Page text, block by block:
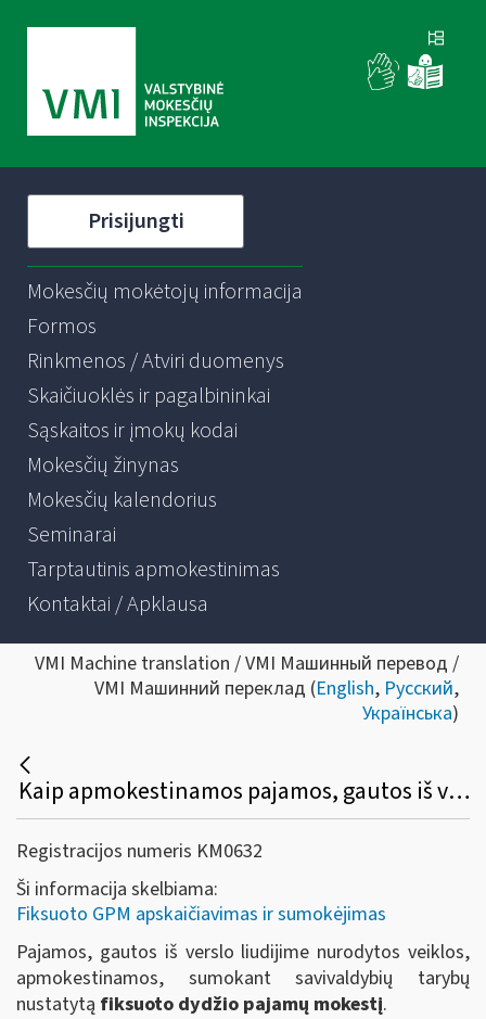
Prisijungti
Mokesčių mokėtojų informacija
Formos
Rinkmenos / Atviri duomenys
Skaičiuoklės ir pagalbininkai
Sąskaitos ir įmokų kodai
Mokesčių žinynas
Mokesčių kalendorius
Seminarai
Tarptautinis apmokestinimas
Kontaktai / Apklausa
VMI Machine translation / VMI Машинный перевод /
VMI Машинний переклад (English, Русский,
Українська)
Kaip apmokestinamos pajamos, gautos iš veiklos pagal verslo liudijimą?
Registracijos numeris KM0632
Ši informacija skelbiama:
Fiksuoto GPM apskaičiavimas ir sumokėjimas
Pajamos, gautos iš verslo liudijime nurodytos veiklos,
apmokestinamos, sumokant savivaldybių tarybų
nustatytą fiksuoto dydžio pajamų mokestį.